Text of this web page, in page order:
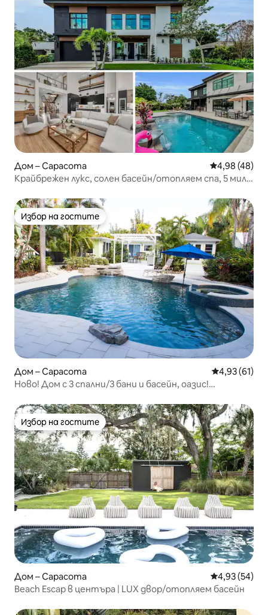
Дом – Сарасота Средна
4,98 (48)
Крайбрежен лукс, солен басейн/отопляем спа, 5 мили
Избор на гостите
Избор на гостите
Дом – Сарасота Средна
4,93 (61)
Ново! Дом с 3 спални/3 бани и басейн, оазис!
Избор на гостите
Избор на гостите
Дом – Сарасота Средна
4,93 (54)
Beach Escap в центъра | LUX двор/отопляем басейн